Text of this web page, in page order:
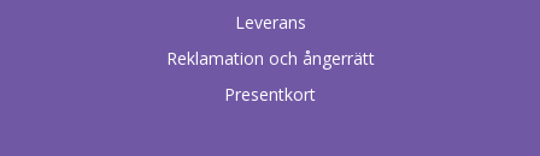
Leverans
Reklamation och ångerrätt
Presentkort